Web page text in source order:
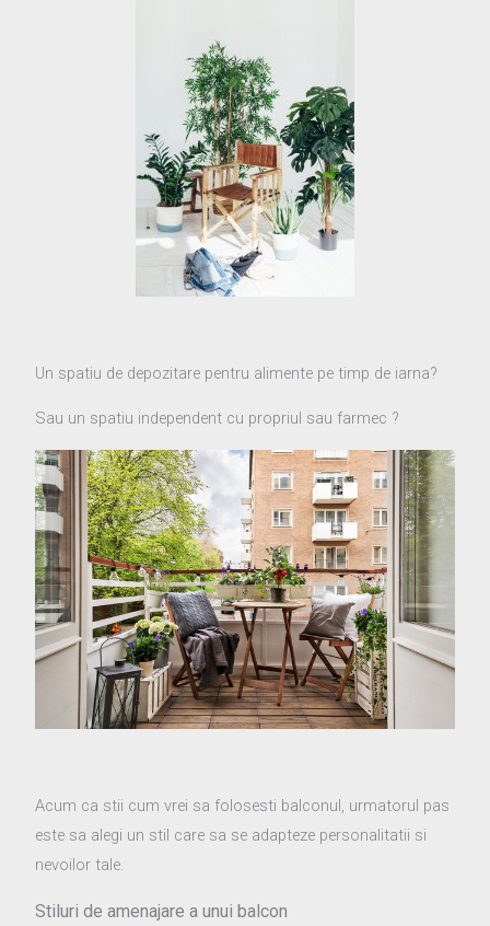
Un spatiu de depozitare pentru alimente pe timp de iarna?
Sau un spatiu independent cu propriul sau farmec ?
Acum ca stii cum vrei sa folosesti balconul, urmatorul pas
este sa alegi un stil care sa se adapteze personalitatii si
nevoilor tale.
Stiluri de amenajare a unui balcon